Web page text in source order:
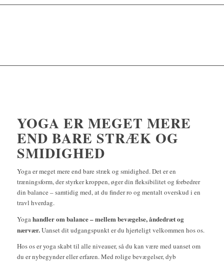
YOGA ER MEGET MERE
END BARE STRÆK OG
SMIDIGHED
Yoga er meget mere end bare stræk og smidighed. Det er en
træningsform, der styrker kroppen, øger din fleksibilitet og forbedrer
din balance – samtidig med, at du finder ro og mentalt overskud i en
travl hverdag.
Yogahandler om balance – mellem bevægelse, åndedræt og
nærvær.Uanset dit udgangspunkt er du hjerteligt velkommen hos os.
Hos os er yoga skabt til alle niveauer, så du kan være med uanset om
du er nybegynder eller erfaren. Med rolige bevægelser, dyb